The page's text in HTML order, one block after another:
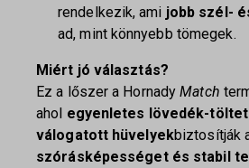
rendelkezik, ami jobb szél-
ad, mint könnyebb tömegek.
Miért jó választás?
Ez a lőszer a HornadyMatch
ahol egyenletes lövedék-
válogatott hüvelyekbiztosítják
szórásképességet és stabil